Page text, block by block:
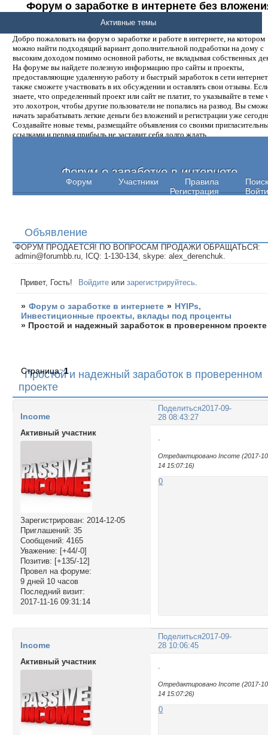
Форум о заработке в интернете без
денег.
Добро пожаловать на форум о заработке и работе в интернете, на котором
можно найти подходящий вариант дополнительной подработки на дому с
высоким доходом помимо основной работы, не вкладывая собственных
На форуме вы найдете полезную информацию про сайты и проекты,
предоставляющие удаленную работу и быстрый заработок в сети
также сможете участвовать в их обсуждении и оставлять свои отзывы.
знаете, что определенный проект или сайт не платит, то указывайте в теме
это лохотрон, чтобы другие пользователи не попались на развод. Вы
начать зарабатывать легкие деньги без вложений и регистрации уже
Создавайте новые темы, размещайте объявления со своими
ссылками и первая прибыль не заставит себя долго ждать.
Форум о заработке в интернете
Форум Участники Правила
Поиск
Регистрация
Войти
Активные темы
Объявление
ФОРУМ ПРОДАЕТСЯ! ПО ВОПРОСАМ ПРОДАЖИ ОБРАЩАТЬСЯ:
admin@forumbb.ru, ICQ: 1-130-134, skype: alex_derenchuk.
Привет, Гость! Войдите илизарегистрируйтесь
» Форум о заработке в интернете » HYIPs,
Инвестиционные проекты, вклады под проценты
» Простой и надежный заработок в проверенном проекте
Простой и надежный заработок в проверенном
проекте
Страница:1
Поделиться2017-09-
28 08:43:27
Income
Активный участник
Зарегистрирован: 2014-12-05
Приглашений: 35
Сообщений: 4165
Уважение: [+44/-0]
Позитив: [+135/-12]
Провел на форуме:
9 дней 10 часов
Последний визит:
2017-11-16 09:31:14
Отредактировано Income (2017-
14 15:07:16)
0
Поделиться2017-09-
28 10:06:45
Income
Активный участник
.
Отредактировано Income (2017-
14 15:07:26)
0